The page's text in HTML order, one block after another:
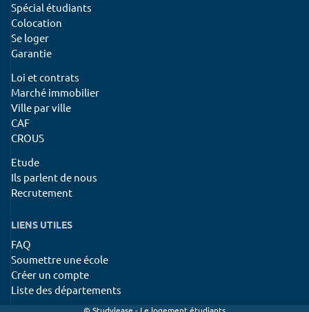
Spécial étudiants
Colocation
Se loger
Garantie
Loi et contrats
Marché immobilier
Ville par ville
CAF
CROUS
Etude
Ils parlent de nous
Recrutement
LIENS UTILES
FAQ
Soumettre une école
Créer un compte
Liste des départements